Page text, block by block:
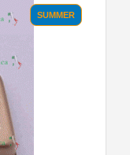
SUMMER